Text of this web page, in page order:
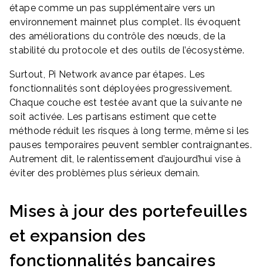
étape comme un pas supplémentaire vers un
environnement mainnet plus complet. Ils évoquent
des améliorations du contrôle des nœuds, de la
stabilité du protocole et des outils de l’écosystème.
Surtout, Pi Network avance par étapes. Les
fonctionnalités sont déployées progressivement.
Chaque couche est testée avant que la suivante ne
soit activée. Les partisans estiment que cette
méthode réduit les risques à long terme, même si les
pauses temporaires peuvent sembler contraignantes.
Autrement dit, le ralentissement d’aujourd’hui vise à
éviter des problèmes plus sérieux demain.
Mises à jour des portefeuilles
et expansion des
fonctionnalités bancaires